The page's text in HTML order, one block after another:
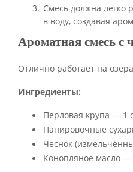
Смесь должна легко
в воду, создавая
Ароматная смесь с
Отлично работает на
Ингредиенты:
Перловая крупа — 1
Панировочные
Чеснок
Конопляное масло —